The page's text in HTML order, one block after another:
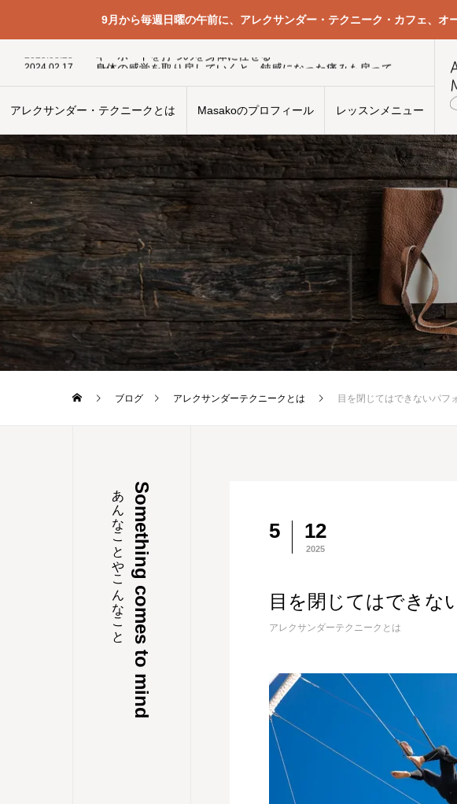
9月から毎週日曜の午前に、アレクサンダー・テクニーク・カフェ、
アレクサンダー・テクニークとは Masakoのプロフィール レッスンメニュー
2025.05.6 無意識
2024.02.17
2026.06.12 詐欺について考えてみる
2024.10.6 痛みは自分の使い方を教えてくれる
2026.05.22 純粋に横隔膜だけが動く
2025.09.13 手段と結果についての議論 – 3
2025.05.6 無意識
2025.08.23 キーボードを打つのを身体に任せる
ブログ アレクサンダーテクニークとは 目を閉じてはできないパフ
Something comes to mind
あんなことやこんなこと 5 12
2025
目を閉じてはできな
アレクサンダーテクニークとは